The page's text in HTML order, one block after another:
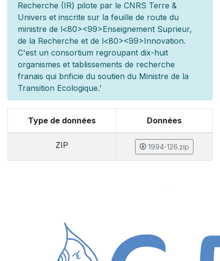
Recherche (IR) pilote par le CNRS Terre &
Univers et inscrite sur la feuille de route du
ministre de l<80><99>Enseignement Suprieur,
de la Recherche et de l<80><99>Innovation.
C'est un consortium regroupant dix-huit
organismes et tablissements de recherche
franais qui bnficie du soutien du Ministre de la
Transition Ecologique.'
Type de données Données
ZIP 1994-126.zip